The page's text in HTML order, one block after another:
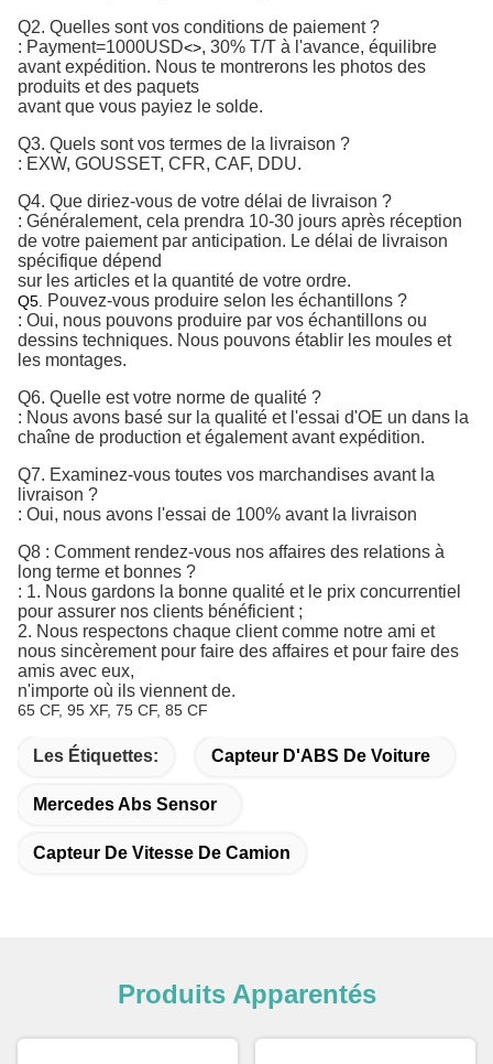
Q2. Quelles sont vos conditions de paiement ?
: Payment=1000USD<>, 30% T/T à l'avance, équilibre
avant expédition. Nous te montrerons les photos des
produits et des paquets
avant que vous payiez le solde.
Q3. Quels sont vos termes de la livraison ?
: EXW, GOUSSET, CFR, CAF, DDU.
Q4. Que diriez-vous de votre délai de livraison ?
: Généralement, cela prendra 10-30 jours après réception
de votre paiement par anticipation. Le délai de livraison
spécifique dépend
sur les articles et la quantité de votre ordre.
Q5.
Pouvez-vous produire selon les échantillons ?
: Oui, nous pouvons produire par vos échantillons ou
dessins techniques. Nous pouvons établir les moules et
les montages.
Q6. Quelle est votre norme de qualité ?
: Nous avons basé sur la qualité et l'essai d'OE un dans la
chaîne de production et également avant expédition.
Q7. Examinez-vous toutes vos marchandises avant la
livraison ?
: Oui, nous avons l'essai de 100% avant la livraison
Q8 : Comment rendez-vous nos affaires des relations à
long terme et bonnes ?
: 1. Nous gardons la bonne qualité et le prix concurrentiel
pour assurer nos clients bénéficient ;
2. Nous respectons chaque client comme notre ami et
nous sincèrement pour faire des affaires et pour faire des
amis avec eux,
n'importe où ils viennent de.
65 CF, 95 XF, 75 CF, 85 CF
Les Étiquettes: Capteur D'ABS De Voiture
Mercedes Abs Sensor
Capteur De Vitesse De Camion
Produits Apparentés